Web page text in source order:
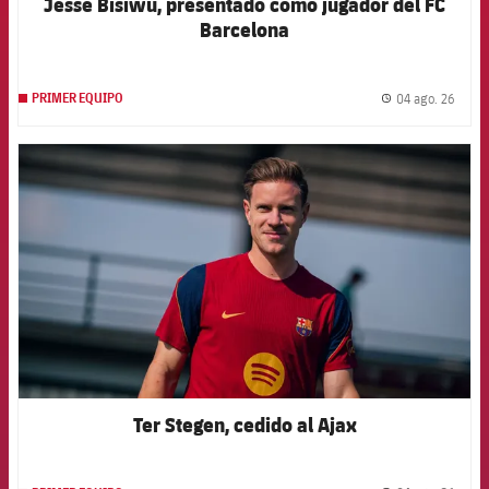
Barcelona
PRIMER EQUIPO 04 ago. 26
FCB Barcelona badge
Ter Stegen, cedido al Ajax